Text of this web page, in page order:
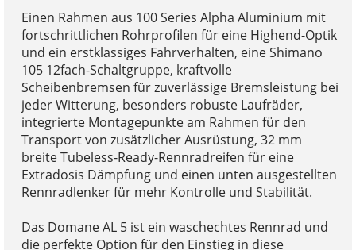
Einen Rahmen aus 100 Series Alpha Aluminium mit
fortschrittlichen Rohrprofilen für eine Highend-Optik
und ein erstklassiges Fahrverhalten, eine Shimano
105 12fach-Schaltgruppe, kraftvolle
Scheibenbremsen für zuverlässige Bremsleistung bei
jeder Witterung, besonders robuste Laufräder,
integrierte Montagepunkte am Rahmen für den
Transport von zusätzlicher Ausrüstung, 32 mm
breite Tubeless-Ready-Rennradreifen für eine
Extradosis Dämpfung und einen unten ausgestellten
Rennradlenker für mehr Kontrolle und Stabilität.
Das Domane AL 5 ist ein waschechtes Rennrad und
die perfekte Option für den Einstieg in diese